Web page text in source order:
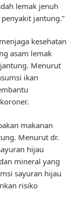
lemak jenuh
jantung.”
kesehatan
asam lemak
Menurut
ikan
makanan
Menurut dr.
hijau
mineral yang
sayuran hijau
risiko